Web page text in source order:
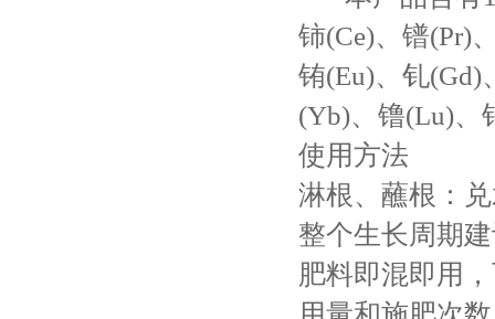
铈(Ce)、镨(Pr)
铕(Eu)、钆(Gd)
(Yb)、镥(Lu)、
使用方法
淋根、蘸根：
整个生长周期
肥料即混即用